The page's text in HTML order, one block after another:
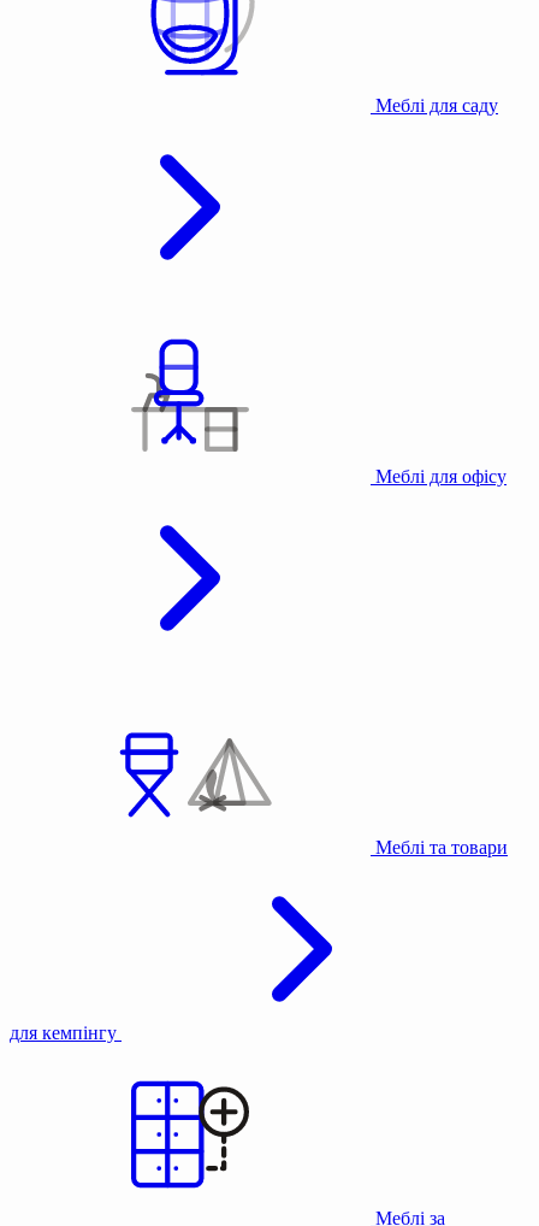
Меблі для саду
Меблі для офісу
Меблі та товари
для кемпінгу
Меблі за